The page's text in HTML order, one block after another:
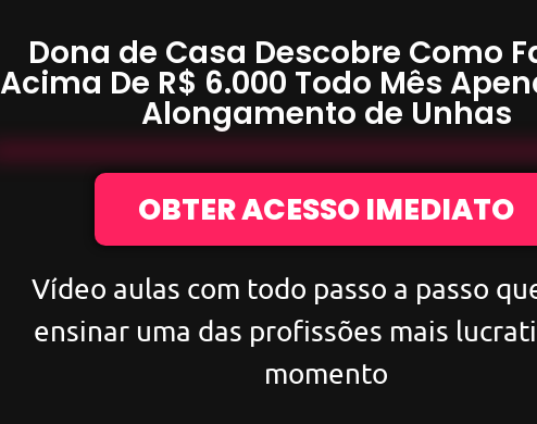
Dona de Casa Descobre Como
Acima De R$ 6.000 Todo Mês
Alongamento de Unhas
OBTER ACESSO IMEDIATO
Vídeo aulas com todo passo a passo
ensinar uma das profissões mais
momento